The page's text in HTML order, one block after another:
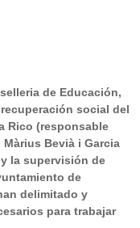
de Educación,
social del
Rico (responsable
Bevià i Garcia
y la supervisión de
de
delimitado y
para trabajar